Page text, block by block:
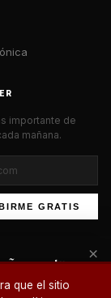
importante de
mañana.
GRATIS
reservados.
que el sitio
en tu
×